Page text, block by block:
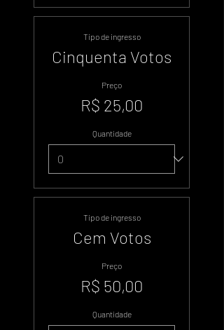
Tipo de ingresso
Cinquenta Votos
Preço
R$ 25,00
Quantidade
Tipo de ingresso
Cem Votos
Preço
R$ 50,00
Quantidade